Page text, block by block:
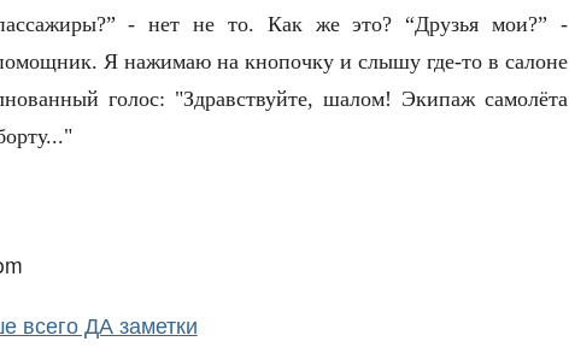
- нет не то. Как же это? “Друзья мои?” -
Я нажимaю на кнопочку и слышу где-то в салоне
голос: "Здравствуйте, шалом! Экипаж самолёта
всего ДА заметки